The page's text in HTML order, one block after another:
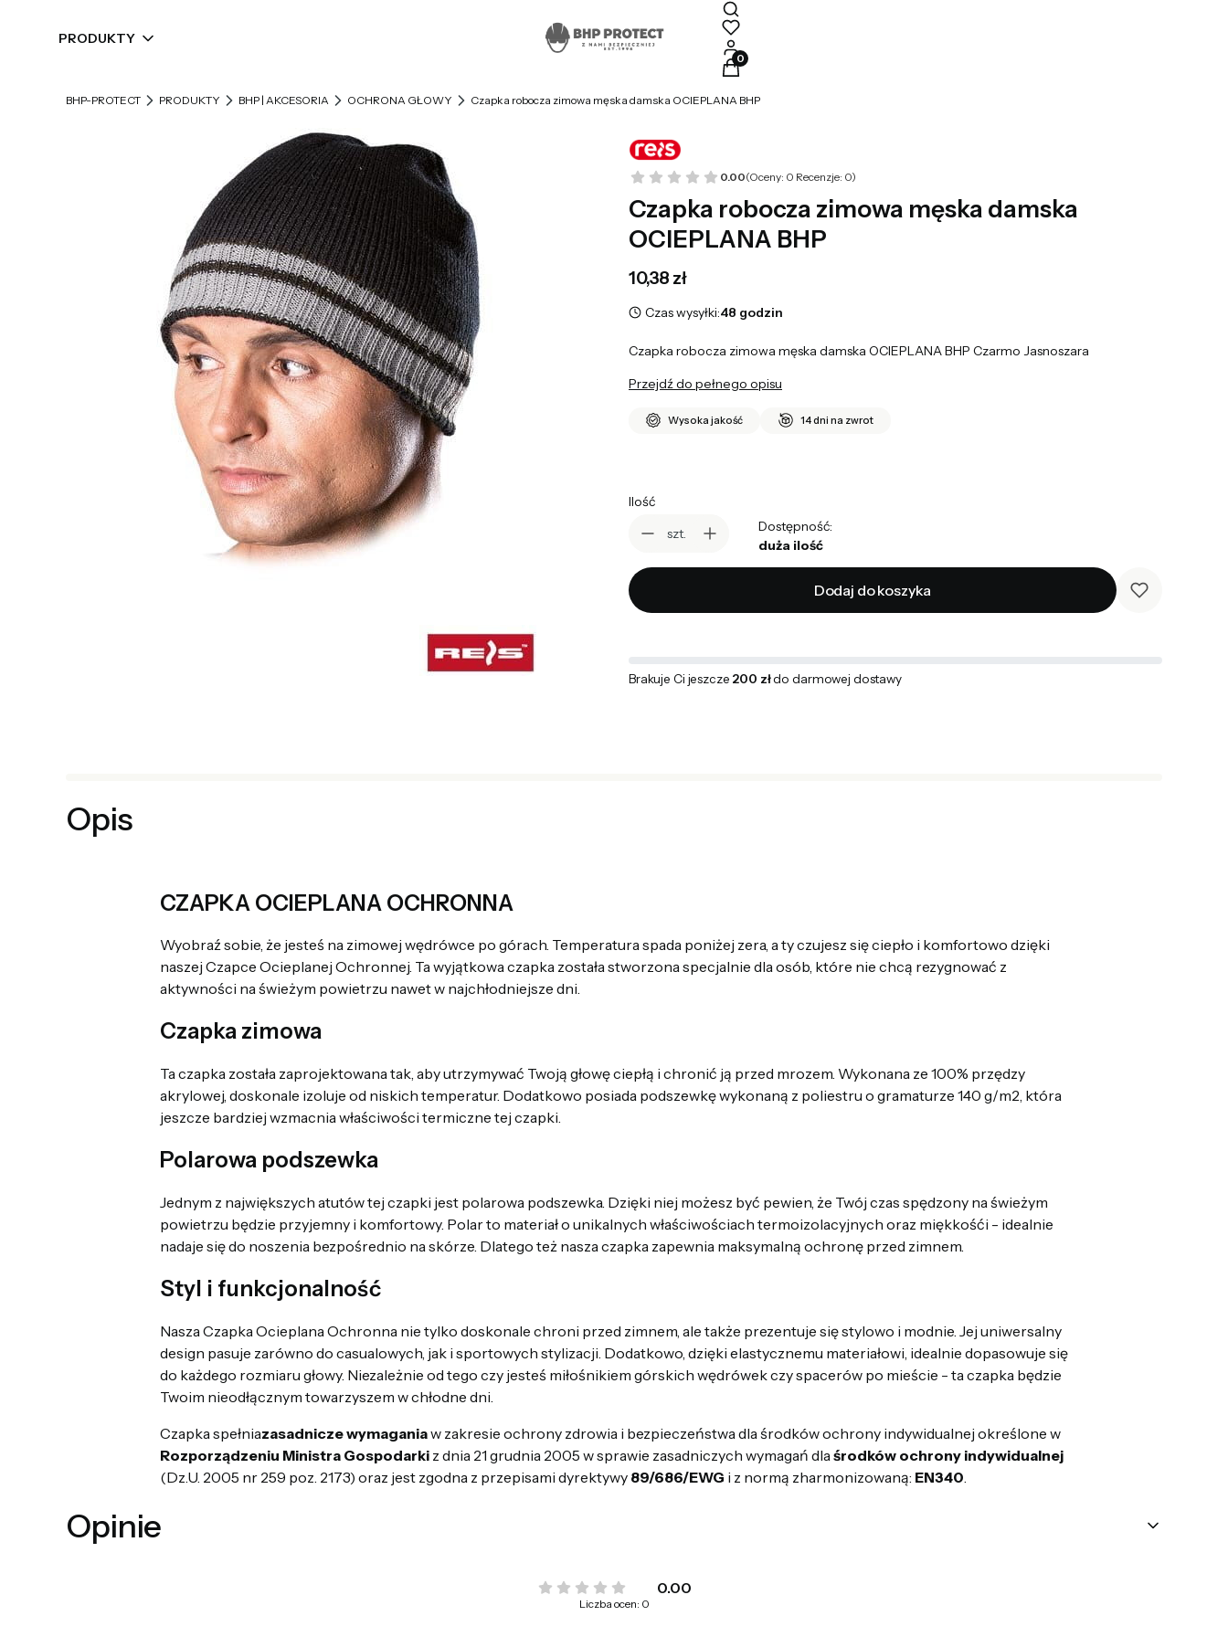
PRODUKTY
Produkty w koszyku: 0. Zobacz szczegóły
BHP-PROTECT PRODUKTY BHP | AKCESORIA OCHRONA GŁOWY Czapka robocza zimowa męska damska OCIEPLANA BHP
0.00(Oceny: 0 Recenzje: 0)
Czapka robocza zimowa męska damska
OCIEPLANA BHP
Cena
10,38 zł
Czas wysyłki:48 godzin
Czapka robocza zimowa męska damska OCIEPLANA BHP Czarmo Jasnoszara
Przejdź do pełnego opisu
Wysoka jakość 14 dni na zwrot
Ilość
szt.
Dostępność:
duża ilość
Dodaj do koszyka
Brakuje Ci jeszcze 200 złdo darmowej dostawy
Opis
CZAPKA OCIEPLANA OCHRONNA
Wyobraź sobie, że jesteś na zimowej wędrówce po górach. Temperatura spada poniżej zera, a ty czujesz się ciepło i komfortowo dzięki
naszej Czapce Ocieplanej Ochronnej. Ta wyjątkowa czapka została stworzona specjalnie dla osób, które nie chcą rezygnować z
aktywności na świeżym powietrzu nawet w najchłodniejsze dni.
Czapka zimowa
Ta czapka została zaprojektowana tak, aby utrzymywać Twoją głowę ciepłą i chronić ją przed mrozem. Wykonana ze 100% przędzy
akrylowej, doskonale izoluje od niskich temperatur. Dodatkowo posiada podszewkę wykonaną z poliestru o gramaturze 140 g/m2, która
jeszcze bardziej wzmacnia właściwości termiczne tej czapki.
Polarowa podszewka
Jednym z największych atutów tej czapki jest polarowa podszewka. Dzięki niej możesz być pewien, że Twój czas spędzony na świeżym
powietrzu będzie przyjemny i komfortowy. Polar to materiał o unikalnych właściwościach termoizolacyjnych oraz miękkośći - idealnie
nadaje się do noszenia bezpośrednio na skórze. Dlatego też nasza czapka zapewnia maksymalną ochronę przed zimnem.
Styl i funkcjonalność
Nasza Czapka Ocieplana Ochronna nie tylko doskonale chroni przed zimnem, ale także prezentuje się stylowo i modnie. Jej uniwersalny
design pasuje zarówno do casualowych, jak i sportowych stylizacji. Dodatkowo, dzięki elastycznemu materiałowi, idealnie dopasowuje się
do każdego rozmiaru głowy. Niezależnie od tego czy jesteś miłośnikiem górskich wędrówek czy spacerów po mieście - ta czapka będzie
Twoim nieodłącznym towarzyszem w chłodne dni.
Czapka spełniazasadnicze wymaganiaw zakresie ochrony zdrowia i bezpieczeństwa dla środków ochrony indywidualnej określone w
Rozporządzeniu Ministra Gospodarkiz dnia 21 grudnia 2005 w sprawie zasadniczych wymagań dla środków ochrony indywidualnej
(Dz.U. 2005 nr 259 poz. 2173) oraz jest zgodna z przepisami dyrektywy 89/686/EWG i z normą zharmonizowaną: EN340
Opinie
0.00
Liczba ocen: 0